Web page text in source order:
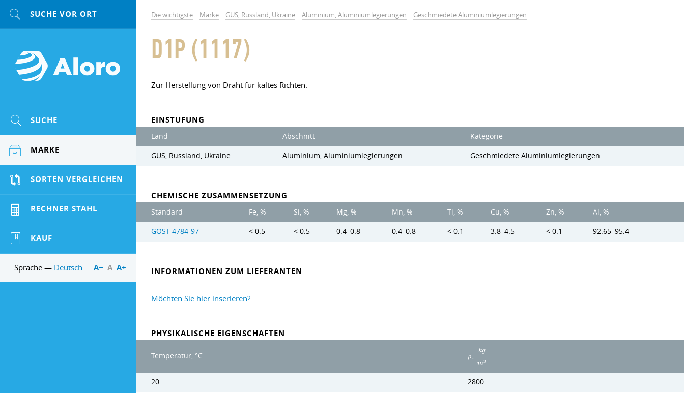
Die wichtigste Marke GUS, Russland, Ukraine Aluminium, Aluminiumlegierungen Geschmiedete Aluminiumlegierungen
D1P (1117)
Zur Herstellung von Draht für kaltes Richten.
EINSTUFUNG
Land Abschnitt Kategorie
GUS, Russland, Ukraine Aluminium, Aluminiumlegierungen Geschmiedete Aluminiumlegierungen
CHEMISCHE ZUSAMMENSETZUNG
Standard Fe, % Si, % Mg, % Mn, % Ti, % Cu, % Zn, % Al, %
GOST 4784-97 < 0.5 < 0.5 0.4–0.8 0.4–0.8 < 0.1 3.8–4.5 < 0.1 92.65–95.4
INFORMATIONEN ZUM LIEFERANTEN
Möchten Sie hier inserieren?
PHYSIKALISCHE EIGENSCHAFTEN
Temperatur, °C ρ ,
kg
m3
20 2800
SUCHE
MARKE
SORTEN VERGLEICHEN
RECHNER STAHL
KAUF
Sprache — Deutsch А− А А+